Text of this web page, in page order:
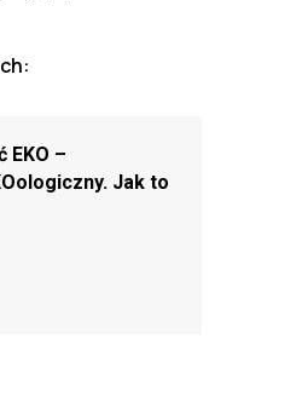
EKO –
Jak to